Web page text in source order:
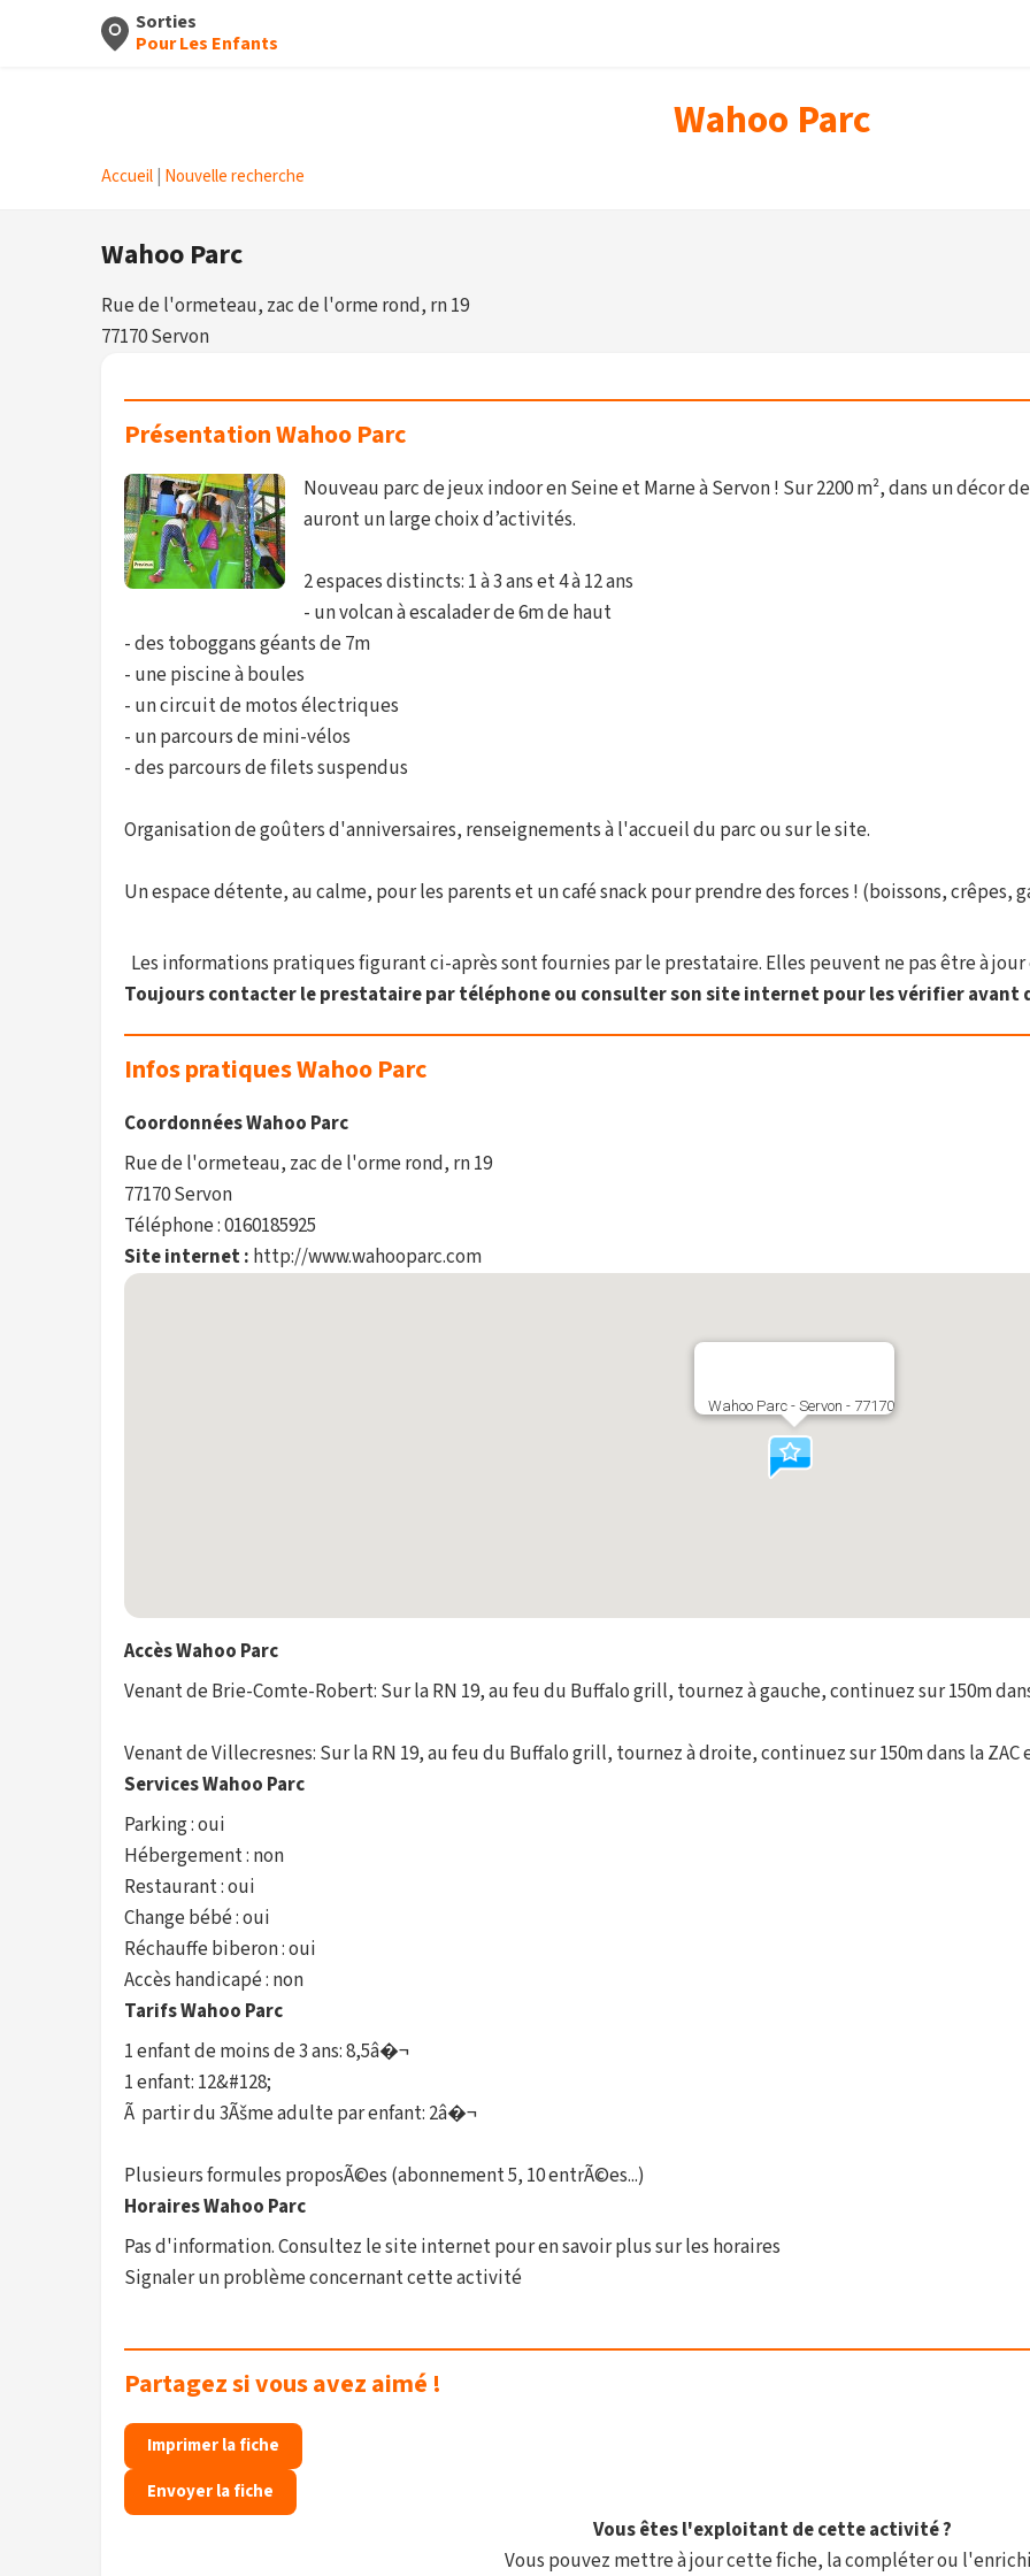
Sorties
Pour Les Enfants
Wahoo Parc
Accueil Nouvelle recherche
Wahoo Parc
Rue de l'ormeteau, zac de l'orme rond, rn 19
77170 Servon
Présentation Wahoo Parc
Nouveau parc de jeux indoor en Seine et Marne à Servon ! Sur 2200 m², dans un décor
auront un large choix d’activités.
2 espaces distincts: 1 à 3 ans et 4 à 12 ans
- un volcan à escalader de 6m de haut
- des toboggans géants de 7m
- une piscine à boules
- un circuit de motos électriques
- un parcours de mini-vélos
- des parcours de filets suspendus
Organisation de goûters d'anniversaires, renseignements à l'accueil du parc ou sur le site.
Un espace détente, au calme, pour les parents et un café snack pour prendre des forces ! (boissons, crêpes,
Les informations pratiques figurant ci-après sont fournies par le prestataire. Elles peuvent ne pas être à
Toujours contacter le prestataire par téléphone ou consulter son site internet pour les vérifier avant
Infos pratiques Wahoo Parc
Coordonnées Wahoo Parc
Rue de l'ormeteau, zac de l'orme rond, rn 19
77170 Servon
Téléphone : 0160185925
Site internet : http://www.wahooparc.com
Wahoo Parc - Servon - 77170
Accès Wahoo Parc
Venant de Brie-Comte-Robert: Sur la RN 19, au feu du Buffalo grill, tournez à gauche, continuez sur 150m
Venant de Villecresnes: Sur la RN 19, au feu du Buffalo grill, tournez à droite, continuez sur 150m dans la ZAC
Services Wahoo Parc
Parking : oui
Hébergement : non
Restaurant : oui
Change bébé : oui
Réchauffe biberon : oui
Accès handicapé : non
Tarifs Wahoo Parc
1 enfant de moins de 3 ans: 8,5â�¬
1 enfant: 12&#128;
Ã partir du 3Ãšme adulte par enfant: 2â�¬
Plusieurs formules proposÃ©es (abonnement 5, 10 entrÃ©es...)
Horaires Wahoo Parc
Pas d'information. Consultez le site internet pour en savoir plus sur les horaires
Signaler un problème concernant cette activité
Partagez si vous avez aimé !
Imprimer la fiche
Envoyer la fiche
Vous êtes l'exploitant de cette activité ?
Vous pouvez mettre à jour cette fiche, la compléter ou